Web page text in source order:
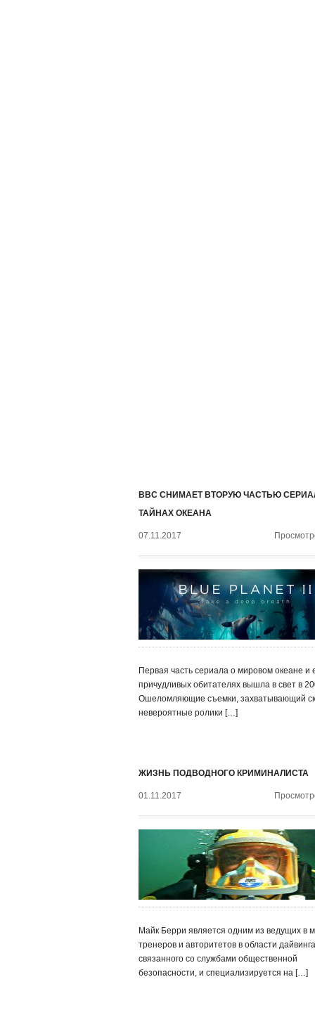
BBC СНИМАЕТ ВТОРУЮ ЧАСТЬЮ
ТАЙНАХ ОКЕАНА
07.11.2017
Первая часть сериала о мировом океане и
причудливых обитателях вышла в свет в
Ошеломляющие съемки, захватывающий
невероятные ролики […]
ЖИЗНЬ ПОДВОДНОГО КРИМИНАЛИСТА
01.11.2017
Майк Берри является одним из ведущих в
тренеров и авторитетов в области
связанного со службами общественной
безопасности, и специализируется на […]